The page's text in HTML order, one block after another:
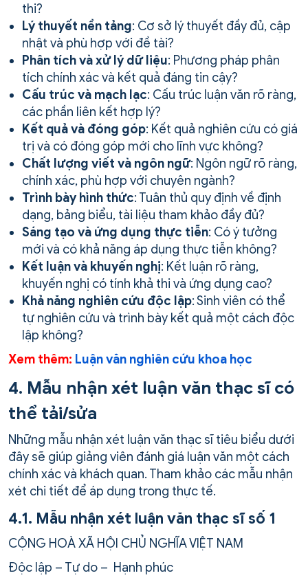
thi?
Lý thuyết nền tảng: Cơ sở lý thuyết đầy đủ, cập
nhật và phù hợp với đề tài?
Phân tích và xử lý dữ liệu: Phương pháp phân
tích chính xác và kết quả đáng tin cậy?
Cấu trúc và mạch lạc: Cấu trúc luận văn rõ ràng,
các phần liên kết hợp lý?
Kết quả và đóng góp: Kết quả nghiên cứu có giá
trị và có đóng góp mới cho lĩnh vực không?
Chất lượng viết và ngôn ngữ: Ngôn ngữ rõ ràng,
chính xác, phù hợp với chuyên ngành?
Trình bày hình thức: Tuân thủ quy định về định
dạng, bảng biểu, tài liệu tham khảo đầy đủ?
Sáng tạo và ứng dụng thực tiễn: Có ý tưởng
mới và có khả năng áp dụng thực tiễn không?
Kết luận và khuyến nghị: Kết luận rõ ràng,
khuyến nghị có tính khả thi và ứng dụng cao?
Khả năng nghiên cứu độc lập: Sinh viên có thể
tự nghiên cứu và trình bày kết quả một cách độc
lập không?
Xem thêm: Luận văn nghiên cứu khoa học
4. Mẫu nhận xét luận văn thạc sĩ có
thể tải/sửa
Những mẫu nhận xét luận văn thạc sĩ tiêu biểu dưới
đây sẽ giúp giảng viên đánh giá luận văn một cách
chính xác và khách quan. Tham khảo các mẫu nhận
xét chi tiết để áp dụng trong thực tế.
4.1. Mẫu nhận xét luận văn thạc sĩ số 1
CỘNG HOÀ XÃ HỘI CHỦ NGHĨA VIỆT NAM
Độc lập – Tự do – Hạnh phúc